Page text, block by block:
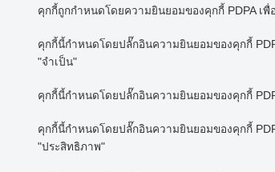
คุกกี้ถูกกำหนดโดยความยินยอมของคุกกี้ PDPA เ
คุกกี้นี้กำหนดโดยปลั๊กอินความยินยอมของคุกกี้
"จำเป็น"
คุกกี้นี้กำหนดโดยปลั๊กอินความยินยอมของคุกกี้
คุกกี้นี้กำหนดโดยปลั๊กอินความยินยอมของคุกกี้
"ประสิทธิภาพ"